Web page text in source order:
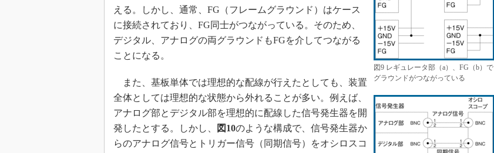
図9 レギュレータ部（a）、FG（b）で
グラウンドがつながっている
える。しかし、通常、FG（フレームグラウンド）はケース
に接続されており、FG同士がつながっている。そのため、
デジタル、アナログの両グラウンドもFGを介してつながる
ことになる。
また、基板単体では理想的な配線が行えたとしても、装置
全体としては理想的な状態から外れることが多い。例えば、
アナログ部とデジタル部を理想的に配線した信号発生器を開
発したとする。しかし、
図10のような構成で、信号発生器か
らのアナログ信号とトリガー信号（同期信号）をオシロスコ